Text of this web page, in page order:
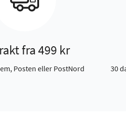
fra 499 kr
Posten eller PostNord
30